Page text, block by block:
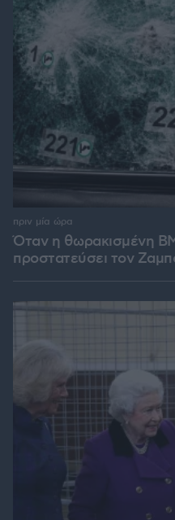
Όταν η θωρακισμένη
προστατεύσει τον
πριν μία ώρα